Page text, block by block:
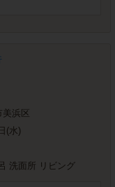
浜区
(水)
洗面所 リビング